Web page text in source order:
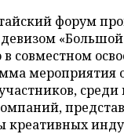
форум
совместном
мероприятия
креативных